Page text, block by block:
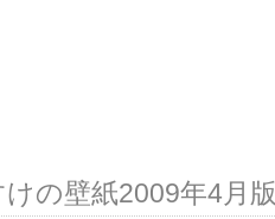
の壁紙2009年4月版